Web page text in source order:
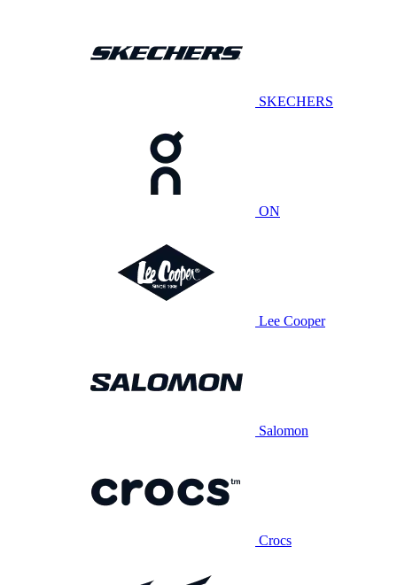
SKECHERS
ON
Lee Cooper
Salomon
Crocs